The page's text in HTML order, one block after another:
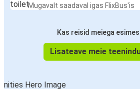
Mugavalt saadaval igas FlixBus'is
Kas reisid meiega
Lisateave meie